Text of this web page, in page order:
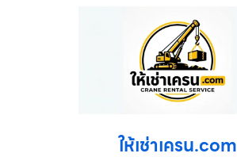
ให้เช่าเครน.com